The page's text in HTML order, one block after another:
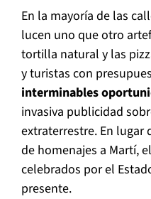
En la mayoría de las
lucen uno que otro
tortilla natural y las
y turistas con
interminables
invasiva publicidad
extraterrestre. En lugar
de homenajes a Martí,
celebrados por el
presente.